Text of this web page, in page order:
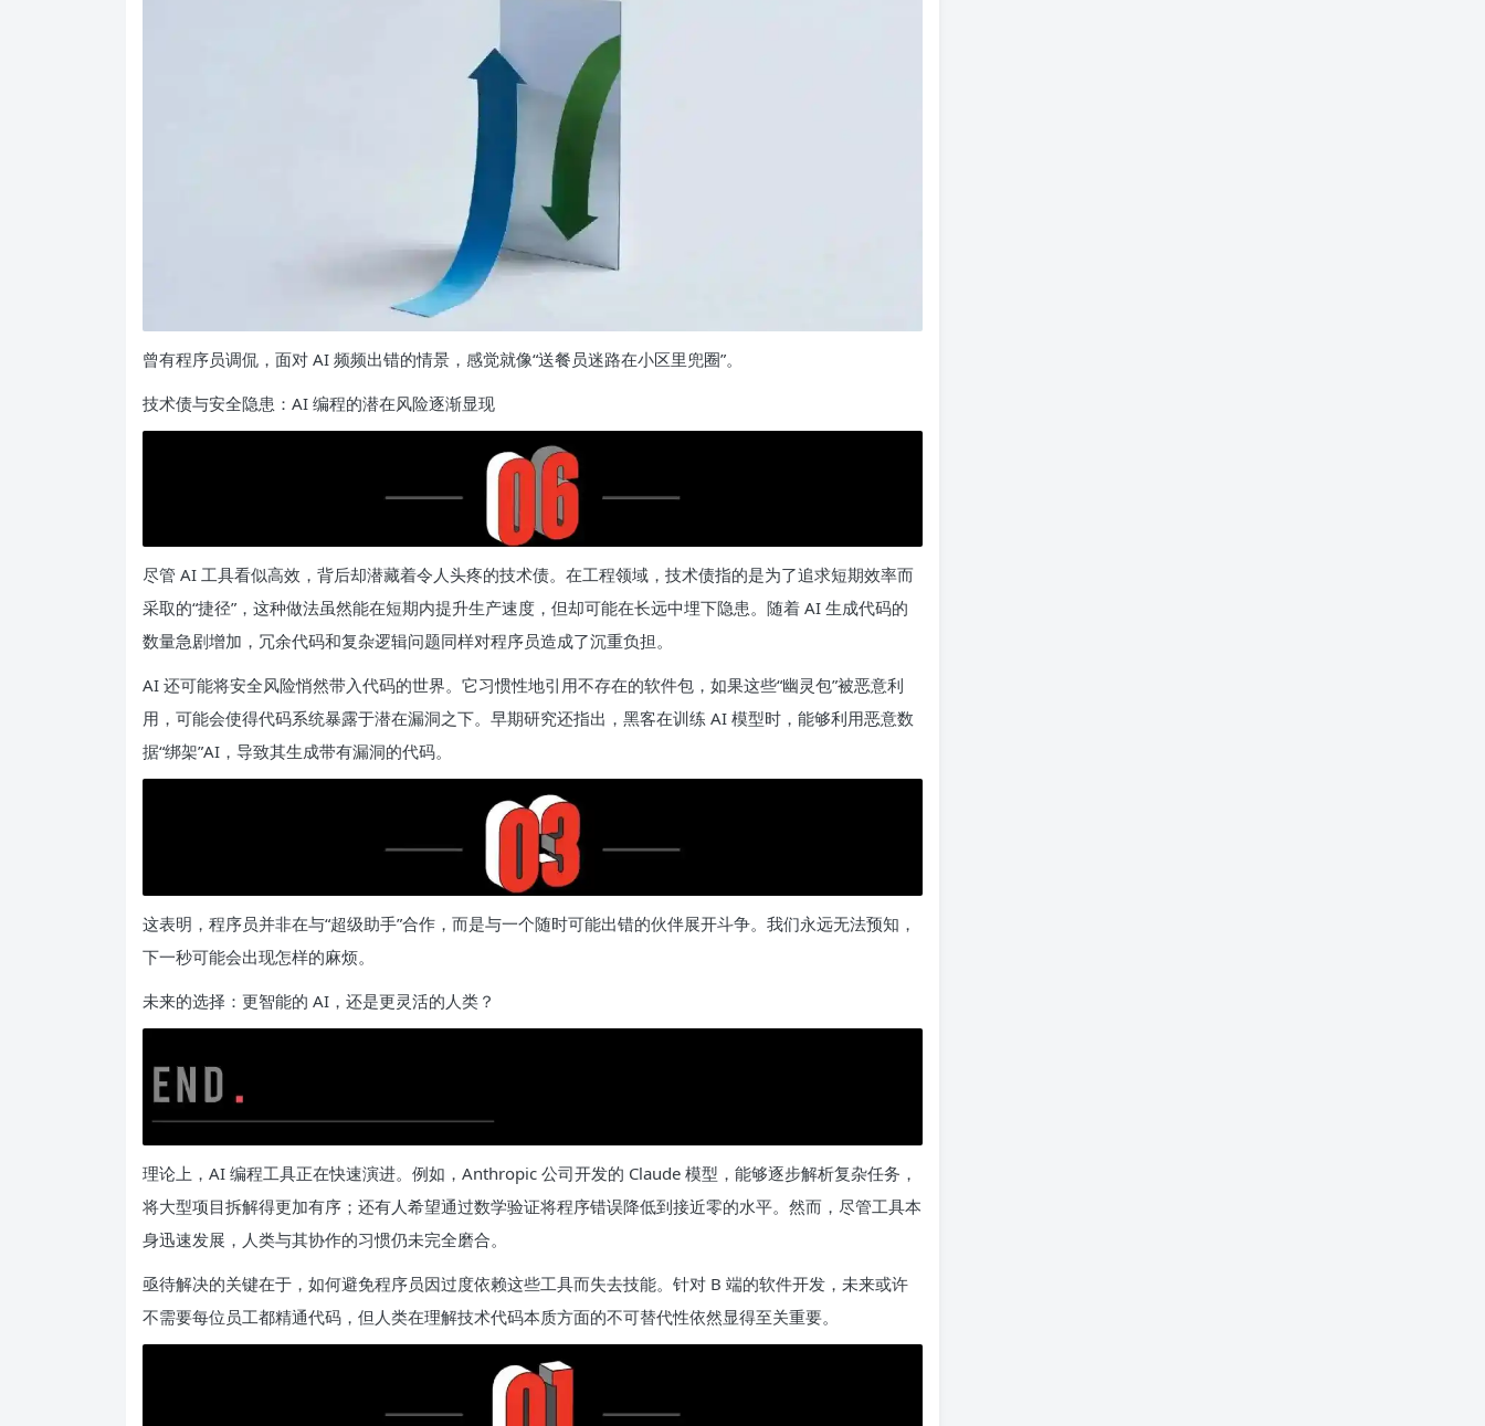
曾有程序员调侃，面对 AI 频频出错的情景，感觉就像“送餐员迷路在小区里兜圈”。
技术债与安全隐患：AI 编程的潜在风险逐渐显现
尽管 AI 工具看似高效，背后却潜藏着令人头疼的技术债。在工程领域，技术债指的是为了追求短期效率而
采取的“捷径”，这种做法虽然能在短期内提升生产速度，但却可能在长远中埋下隐患。随着 AI 生成代码的
数量急剧增加，冗余代码和复杂逻辑问题同样对程序员造成了沉重负担。
AI 还可能将安全风险悄然带入代码的世界。它习惯性地引用不存在的软件包，如果这些“幽灵包”被恶意利
用，可能会使得代码系统暴露于潜在漏洞之下。早期研究还指出，黑客在训练 AI 模型时，能够利用恶意数
据“绑架”AI，导致其生成带有漏洞的代码。
这表明，程序员并非在与“超级助手”合作，而是与一个随时可能出错的伙伴展开斗争。我们永远无法预知，
下一秒可能会出现怎样的麻烦。
未来的选择：更智能的 AI，还是更灵活的人类？
理论上，AI 编程工具正在快速演进。例如，Anthropic 公司开发的 Claude 模型，能够逐步解析复杂任务，
将大型项目拆解得更加有序；还有人希望通过数学验证将程序错误降低到接近零的水平。然而，尽管工具本
身迅速发展，人类与其协作的习惯仍未完全磨合。
亟待解决的关键在于，如何避免程序员因过度依赖这些工具而失去技能。针对 B 端的软件开发，未来或许
不需要每位员工都精通代码，但人类在理解技术代码本质方面的不可替代性依然显得至关重要。